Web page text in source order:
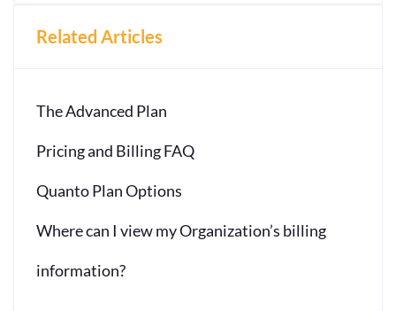
Related Articles
The Advanced Plan
Pricing and Billing FAQ
Quanto Plan Options
Where can I view my Organization’s billing
information?